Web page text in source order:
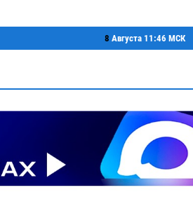
8 Августа 11:46 МСК